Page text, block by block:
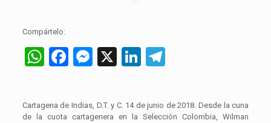
Compártelo:
WhatsApp
Facebook
Messenger
X LinkedIn
Cartagena de Indias, D.T. y C. 14 de junio de 2018. Desde la cuna
de la cuota cartagenera en la Selección Colombia, Wilman